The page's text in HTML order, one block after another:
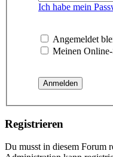
Ich habe mein
Angemeldet
Meinen Online-
Registrieren
Du musst in diesem Forum